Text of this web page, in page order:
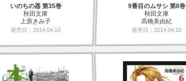
いのちの器 第35巻
秋田文庫
上原きみ子
発売日：2014.04.10
9番目のムサシ 第8巻
秋田文庫
高橋美由紀
発売日：2014.04.10